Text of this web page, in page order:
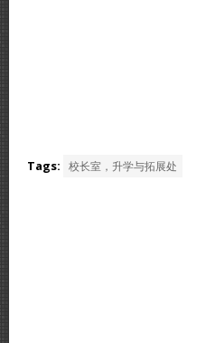
Tags: 校长室，升学与拓展处